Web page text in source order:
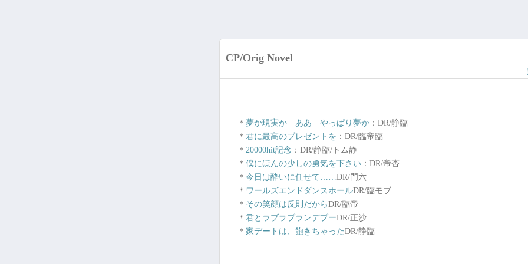
CP/Orig Novel
＊ 夢か現実か ああ やっぱり夢か ：DR/静臨
＊ 君に最高のプレゼントを ：DR/臨帝臨
＊ 20000hit記念 ：DR/静臨/トム静
＊ 僕にほんの少しの勇気を下さい ：DR/帝杏
＊ 今日は酔いに任せて……DR/門六
＊ ワールズエンドダンスホールDR/臨モブ
＊ その笑顔は反則だからDR/臨帝
＊ 君とラブラブランデブーDR/正沙
＊ 家デートは、飽きちゃったDR/静臨